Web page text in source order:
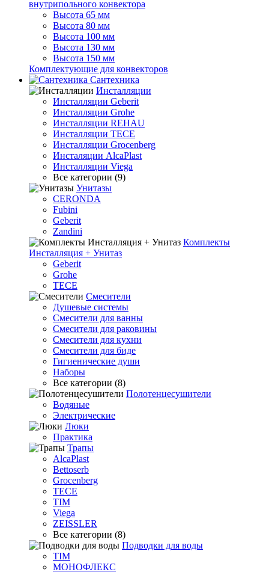
внутрипольного конвектора
Высота 65 мм
Высота 80 мм
Высота 100 мм
Высота 130 мм
Высота 150 мм
Комплектующие для конвекторов
Сантехника
Инсталляции
Инсталляции Geberit
Инсталляции Grohe
Инсталляции REHAU
Инсталляции TECE
Инсталляции Grocenberg
Инсталяции AlcaPlast
Инсталляции Viega
Все категории (9)
Унитазы
CERONDA
Fubini
Geberit
Zandini
Комплекты
Инсталляция + Унитаз
Geberit
Grohe
TECE
Смесители
Душевые системы
Смесители для ванны
Смесители для раковины
Смесители для кухни
Смесители для биде
Гигиенические души
Наборы
Все категории (8)
Полотенцесушители
Водяные
Электрические
Люки
Практика
Трапы
AlcaPlast
Bettoserb
Grocenberg
TECE
TIM
Viega
ZEISSLER
Все категории (8)
Подводки для воды
TIM
МОНОФЛЕКС